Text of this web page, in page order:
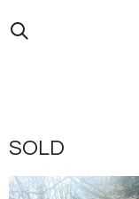
Ga
direct
SOLD